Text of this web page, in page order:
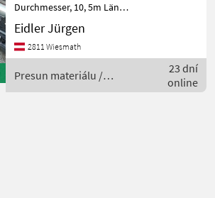
Durchmesser, 10, 5m Länge
mit Einlaufkorb, Motor
400V, 5, 5KW und
Klemmkasten ohne
Steckerkombination
priemer: priemer 150,
Eidler Jürgen
2811 Wiesmath
Presun materiálu /
Sonstige
23 dní
online